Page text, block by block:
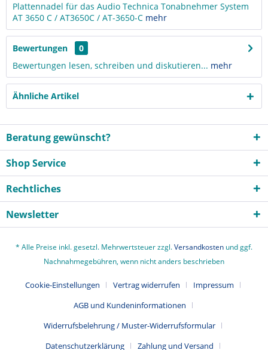
Plattennadel für das Audio Technica Tonabnehmer System
AT 3650 C / AT3650C / AT-3650-C mehr
Bewertungen
0
Bewertungen lesen, schreiben und diskutieren... mehr
Ähnliche Artikel
Beratung gewünscht?
Shop Service
Rechtliches
Newsletter
* Alle Preise inkl. gesetzl. Mehrwertsteuer zzgl.Versandkosten und ggf.
Nachnahmegebühren, wenn nicht anders beschrieben
Cookie-Einstellungen Vertrag widerrufen
Impressum
AGB und Kundeninformationen
Widerrufsbelehrung / Muster-Widerrufsformular
Datenschutzerklärung
Zahlung und Versand